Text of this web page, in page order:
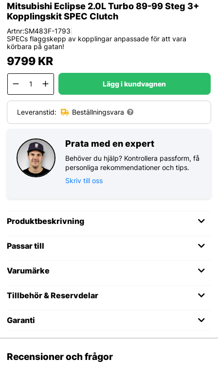
Mitsubishi Eclipse 2.0L Turbo 89-99 Steg 3+
Kopplingskit SPEC Clutch
Artnr:SM483F-1793
SPECs flaggskepp av kopplingar anpassade för att vara
körbara på gatan!
9799KR
Lägg i kundvagnen
Leveranstid: Beställningsvara
Prata med en expert
Behöver du hjälp? Kontrollera passform, få
personliga rekommendationer och tips.
Skriv till oss
Produktbeskrivning
Passar till
Varumärke
Tillbehör & Reservdelar
Garanti
Recensioner och frågor